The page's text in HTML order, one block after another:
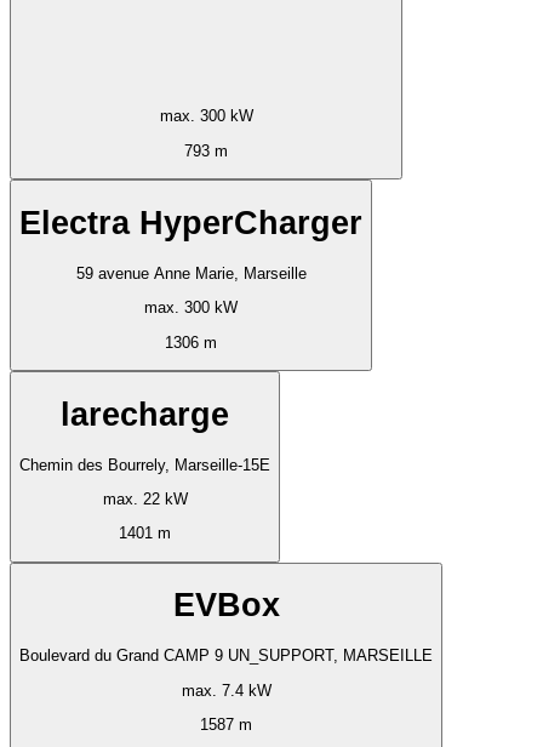
max. 300 kW
793 m
Electra HyperCharger
59 avenue Anne Marie, Marseille
max. 300 kW
1306 m
larecharge
Chemin des Bourrely, Marseille-15E
max. 22 kW
1401 m
EVBox
Boulevard du Grand CAMP 9 UN_SUPPORT, MARSEILLE
max. 7.4 kW
1587 m